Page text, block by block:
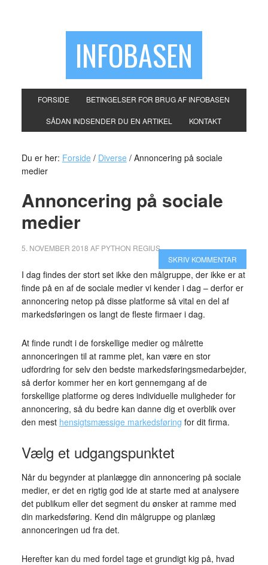
INFOBASEN
FORSIDE BETINGELSER FOR BRUG AF INFOBASEN
SÅDAN INDSENDER DU EN ARTIKEL KONTAKT
Du er her: Forside / Diverse /Annoncering på sociale
medier
Annoncering på sociale
medier
5. NOVEMBER 2018 AF PYTHON REGIUS
SKRIV KOMMENTAR
I dag findes der stort set ikke den målgruppe, der ikke er at
finde på en af de sociale medier vi kender i dag – derfor er
annoncering netop på disse platforme så vital en del af
markedsføringen os langt de fleste firmaer i dag.
At finde rundt i de forskellige medier og målrette
annonceringen til at ramme plet, kan være en stor
udfordring for selv den bedste markedsføringsmedarbejder,
så derfor kommer her en kort gennemgang af de
forskellige platforme og deres individuelle muligheder for
annoncering, så du bedre kan danne dig et overblik over
den mest hensigtsmæssige markedsføring for dit firma.
Vælg et udgangspunktet
Når du begynder at planlægge din annoncering på sociale
medier, er det en rigtig god ide at starte med at analysere
det publikum eller det segment du ønsker at ramme med
din markedsføring. Kend din målgruppe og planlæg
annonceringen ud fra det.
Herefter kan du med fordel tage et grundigt kig på, hvad